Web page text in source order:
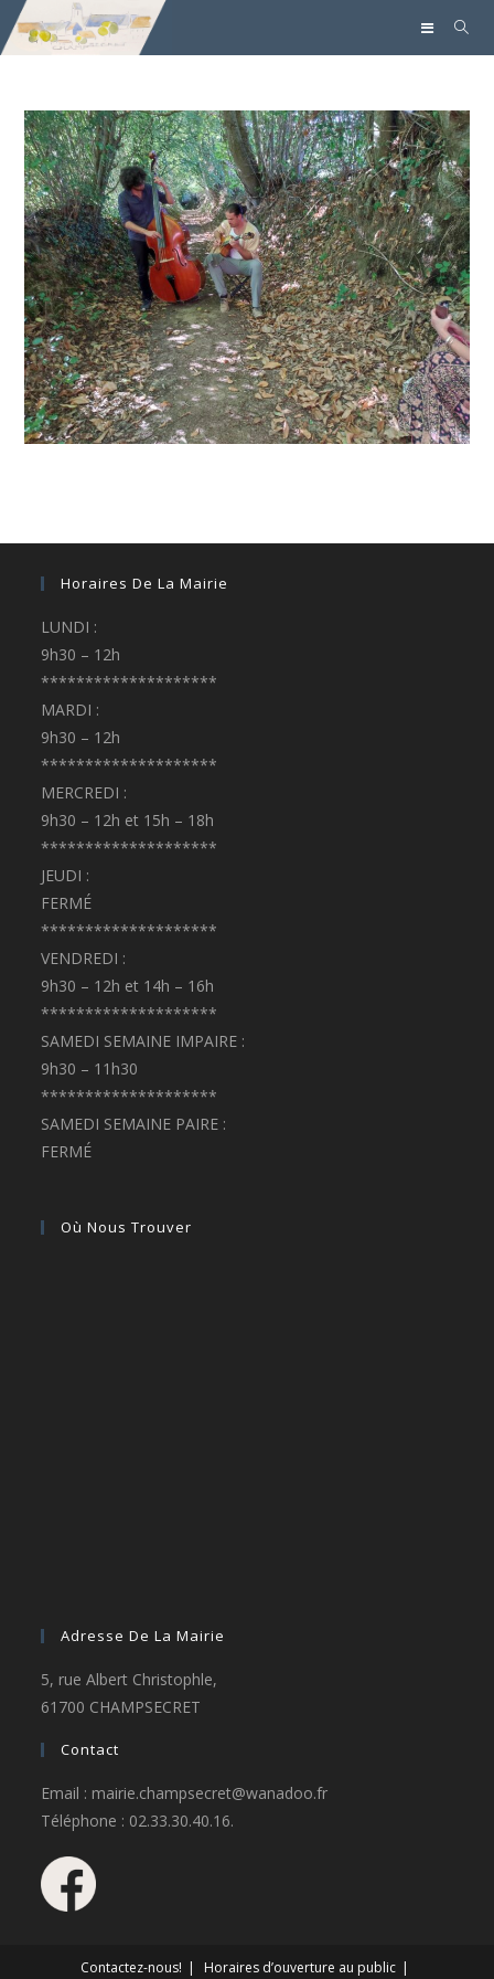
Horaires De La Mairie
LUNDI :
9h30 – 12h
********************
MARDI :
9h30 – 12h
********************
MERCREDI :
9h30 – 12h et 15h – 18h
********************
JEUDI :
FERMÉ
********************
VENDREDI :
9h30 – 12h et 14h – 16h
********************
SAMEDI SEMAINE IMPAIRE :
9h30 – 11h30
********************
SAMEDI SEMAINE PAIRE :
FERMÉ
Où Nous Trouver
Adresse De La Mairie
5, rue Albert Christophle,
61700 CHAMPSECRET
Contact
Email : mairie.champsecret@wanadoo.fr
Téléphone : 02.33.30.40.16.
Contactez-nous!
Horaires d’ouverture au public